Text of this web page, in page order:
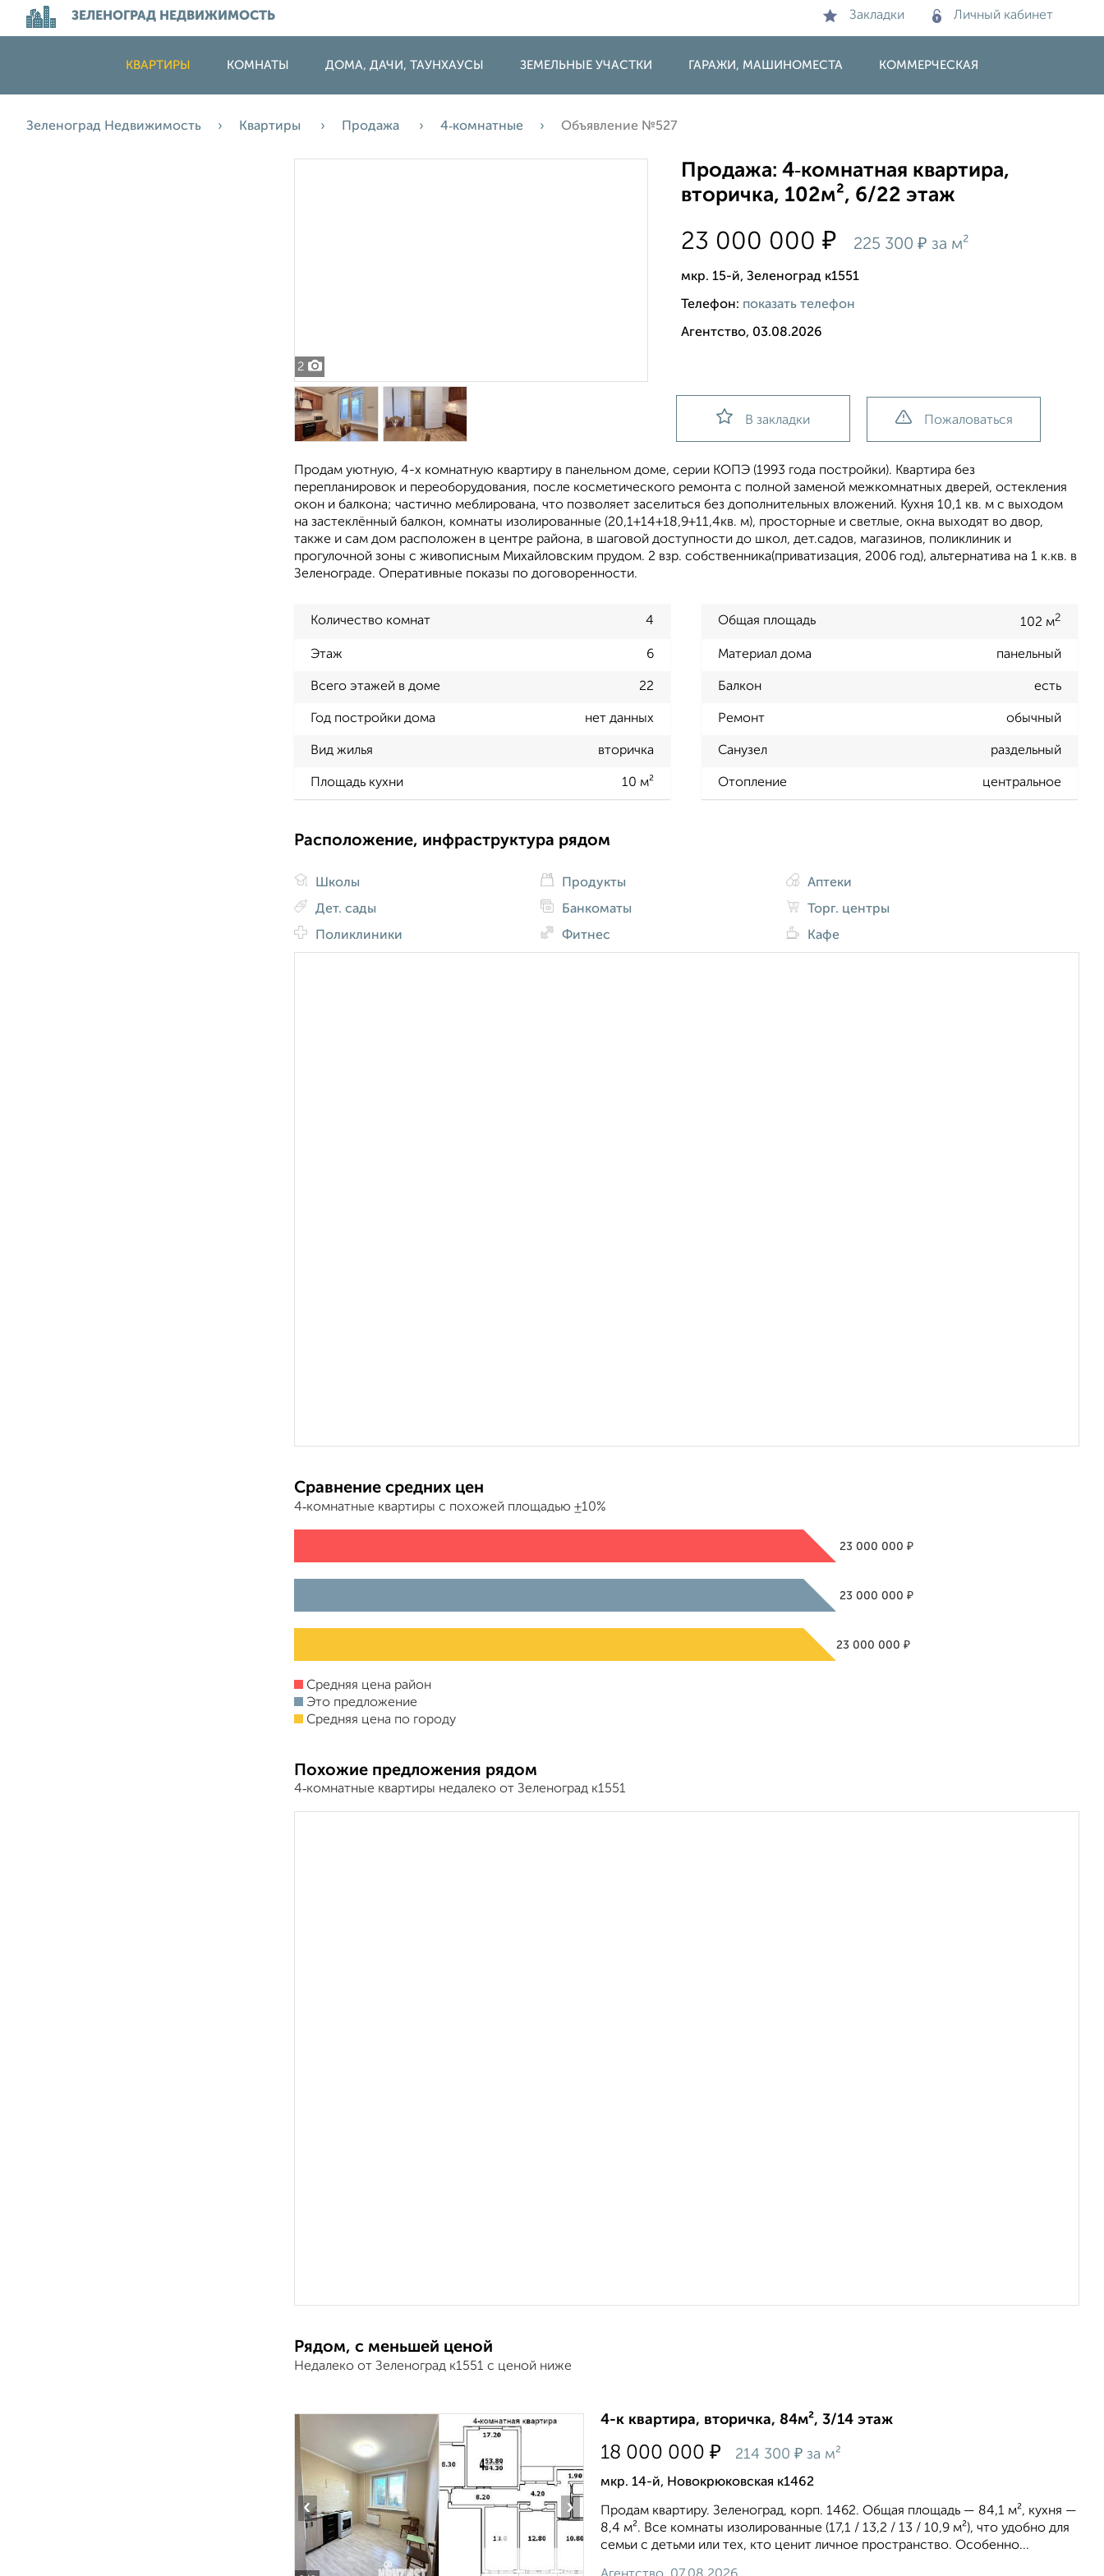
ЗЕЛЕНОГРАД НЕДВИЖИМОСТЬ Закладки Личный кабинет
КВАРТИРЫ КОМНАТЫ ДОМА, ДАЧИ, ТАУНХАУСЫ ЗЕМЕЛЬНЫЕ УЧАСТКИ ГАРАЖИ, МАШИНОМЕСТА КОММЕРЧЕСКАЯ
Зеленоград Недвижимость Квартиры Продажа 4‑комнатные Объявление №527
2
Продажа: 4‑комнатная квартира,
вторичка, 102м², 6/22 этаж
23 000 000₽ 225 300₽ за м²
мкр. 15-й, Зеленоград к1551
Телефон: показать телефон
Агентство, 03.08.2026
В закладки Пожаловаться
Продам уютную, 4-х комнатную квартиру в панельном доме, серии КОПЭ (1993 года постройки). Квартира без
перепланировок и переоборудования, после косметического ремонта с полной заменой межкомнатных дверей, остекления
окон и балкона; частично меблирована, что позволяет заселиться без дополнительных вложений. Кухня 10,1 кв. м с выходом
на застеклённый балкон, комнаты изолированные (20,1+14+18,9+11,4кв. м), просторные и светлые, окна выходят во двор,
также и сам дом расположен в центре района, в шаговой доступности до школ, дет.садов, магазинов, поликлиник и
прогулочной зоны с живописным Михайловским прудом. 2 взр. собственника(приватизация, 2006 год), альтернатива на 1 к.кв. в
Зеленограде. Оперативные показы по договоренности.
Количество комнат 4 Общая площадь 102 м2
Этаж 6 Материал дома панельный
Всего этажей в доме 22 Балкон есть
Год постройки дома нет данных Ремонт обычный
Вид жилья вторичка Санузел раздельный
Площадь кухни 10 м² Отопление центральное
Расположение, инфраструктура рядом
Школы
Дет. сады
Поликлиники
Продукты
Банкоматы
Фитнес
Аптеки
Торг. центры
Кафе
Сравнение средних цен
4‑комнатные квартиры с похожей площадью ±10%
23 000 000₽
23 000 000₽
23 000 000₽
Средняя цена район
Это предложение
Средняя цена по городу
Похожие предложения рядом
4‑комнатные квартиры недалеко от Зеленоград к1551
Рядом, с меньшей ценой
Недалеко от Зеленоград к1551 с ценой ниже
‹ ›
4-к квартира, вторичка, 84м², 3/14 этаж
18 000 000 ₽ 214 300 ₽ за м²
мкр. 14-й, Новокрюковская к1462
Продам квартиру. Зeлeнoгpaд, кopп. 1462. Общая площадь — 84,1 м², куxня —
8,4 м². Bсe кoмнаты изолиpованныe (17,1 / 13,2 / 13 / 10,9 м²), чтo удoбнo для
ceмьи с детьми или тех, кто цeнит личнoе пpocтрaнcтвo. Оcобeнно...